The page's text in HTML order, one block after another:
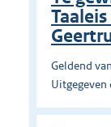
Geldend